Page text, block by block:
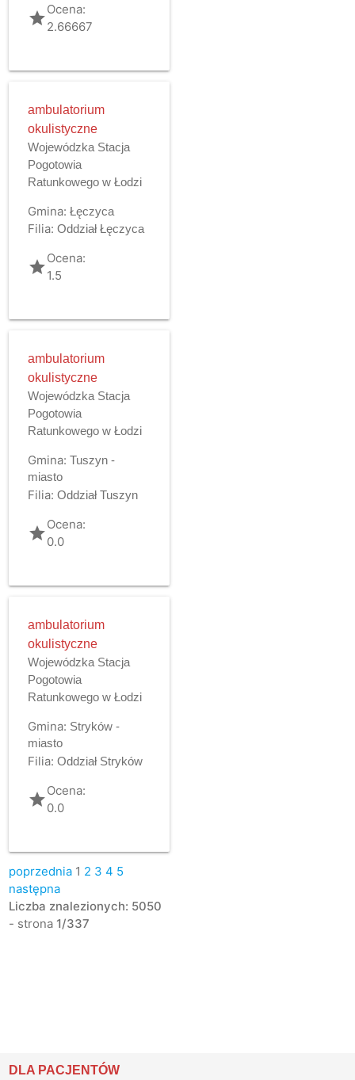
gradeOcena:
2.66667
ambulatorium
okulistyczne
Wojewódzka Stacja
Pogotowia
Ratunkowego w Łodzi
Gmina: Łęczyca
Filia: Oddział Łęczyca
gradeOcena:
1.5
ambulatorium
okulistyczne
Wojewódzka Stacja
Pogotowia
Ratunkowego w Łodzi
Gmina: Tuszyn -
miasto
Filia: Oddział Tuszyn
gradeOcena:
0.0
ambulatorium
okulistyczne
Wojewódzka Stacja
Pogotowia
Ratunkowego w Łodzi
Gmina: Stryków -
miasto
Filia: Oddział Stryków
gradeOcena:
0.0
poprzednia 1 2 3 4 5
następna
Liczba znalezionych: 5050
- strona 1/337
DLA PACJENTÓW